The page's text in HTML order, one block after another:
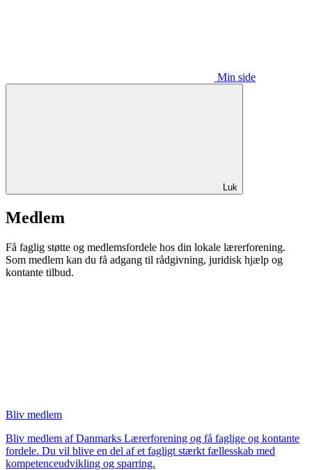
Min side
Luk
Medlem
Få faglig støtte og medlemsfordele hos din lokale lærerforening.
Som medlem kan du få adgang til rådgivning, juridisk hjælp og
kontante tilbud.
Bliv medlem
Bliv medlem af Danmarks Lærerforening og få faglige og kontante
fordele. Du vil blive en del af et fagligt stærkt fællesskab med
kompetenceudvikling og sparring.